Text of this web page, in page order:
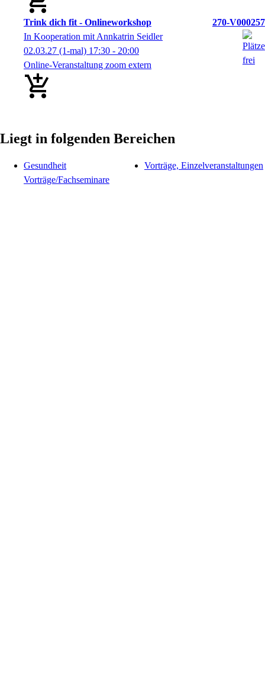
Trink dich fit - Onlineworkshop
270-V000257
In Kooperation mit Annkatrin Seidler
02.03.27 (1-mal) 17:30 - 20:00
Online-Veranstaltung zoom extern
Liegt in folgenden Bereichen
Gesundheit
Vorträge/Fachseminare
Vorträge, Einzelveranstaltungen